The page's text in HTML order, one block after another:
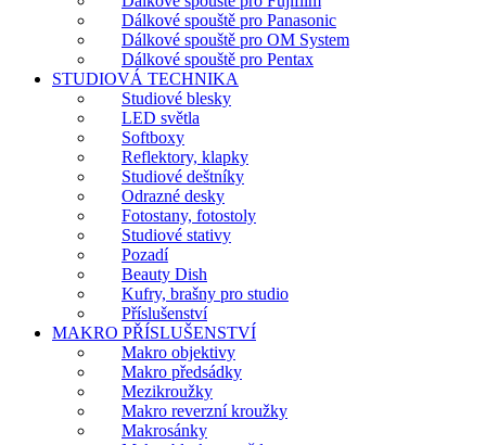
Dálkové spouště pro Panasonic
Dálkové spouště pro OM System
Dálkové spouště pro Pentax
STUDIOVÁ TECHNIKA
Studiové blesky
LED světla
Softboxy
Reflektory, klapky
Studiové deštníky
Odrazné desky
Fotostany, fotostoly
Studiové stativy
Pozadí
Beauty Dish
Kufry, brašny pro studio
Příslušenství
MAKRO PŘÍSLUŠENSTVÍ
Makro objektivy
Makro předsádky
Mezikroužky
Makro reverzní kroužky
Makrosánky